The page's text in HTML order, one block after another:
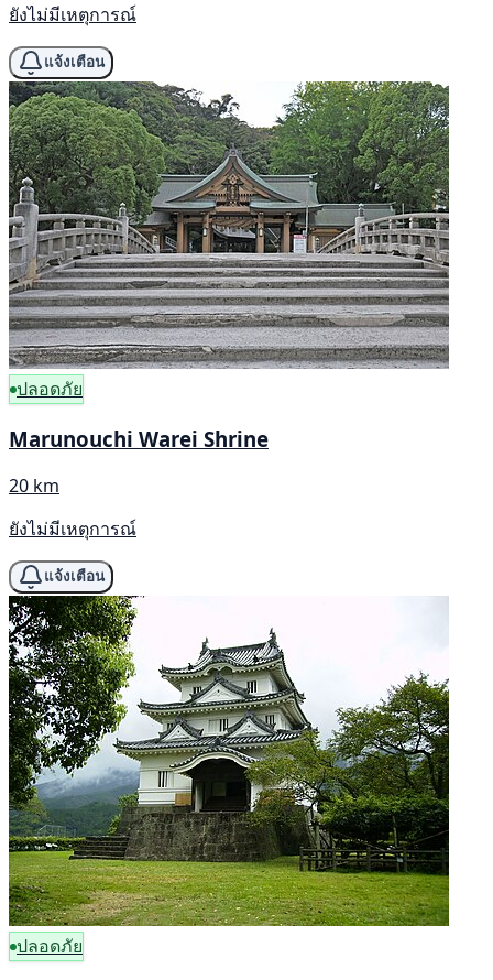
ยังไม่มีเหตุการณ์
แจ้งเตือน
ปลอดภัย
Marunouchi Warei Shrine
20 km
ยังไม่มีเหตุการณ์
แจ้งเตือน
ปลอดภัย